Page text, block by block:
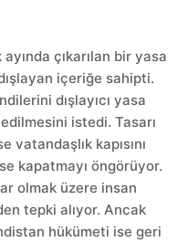
ayında çıkarılan bir yasa
içeriğe sahipti.
dışlayıcı yasa
istedi. Tasarı
kapısını
kapatmayı öngörüyor.
olmak üzere insan
tepki alıyor. Ancak
hükümeti ise geri